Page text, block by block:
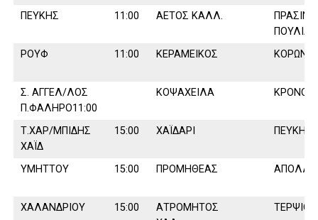
ΠΕΥΚΗΣ 11:00 ΑΕΤΟΣ ΚΑΛΛ.
ΠΡΑΣΙΝΑ
ΠΟΥΛΙΑ
ΡΟΥΦ
11:00 ΚΕΡΑΜΕΙΚΟΣ
Σ. ΑΓΓΕΛ/ΛΟΣ
Π.ΦΑΛΗΡΟ11:00
ΚΟΨΑΧΕΙΛΑ ΚΡΟΝΟΣ
Τ.ΧΑΡ/ΜΠΙ∆ΗΣ
ΧΑΪ∆
15:00 ΧΑΪ∆ΑΡΙ ΠΕΥΚΗ
ΥΜΗΤΤΟΥ 15:00 ΠΡΟΜΗΘΕΑΣ
ΧΑΛΑΝ∆ΡΙΟΥ 15:00
ΑΤΡΟΜΗΤΟΣ